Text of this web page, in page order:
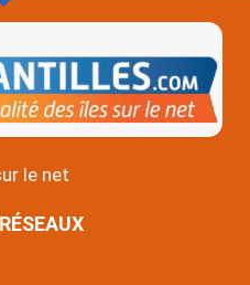
le net